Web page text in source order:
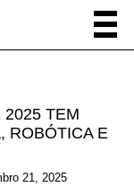
2025 TEM
ROBÓTICA E
21, 2025